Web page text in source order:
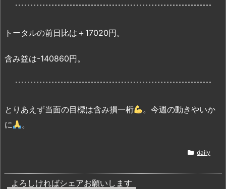
トータルの前日比は＋17020円。
含み益は-140860円。
とりあえず当面の目標は含み損一桁
。今週の動きやいか
に
。
daily
よろしければシェアお願いします